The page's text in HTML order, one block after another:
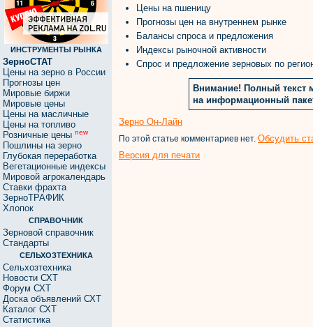
ИНСТРУМЕНТЫ РЫНКА
ЗерноСТАТ
Цены на зерно в России
Прогнозы цен
Мировые биржи
Мировые цены
Цены на масличные
Цены на топливо
Розничные цены new
Пошлины на зерно
Глубокая переработка
Вегетационные индексы
Мировой агрокалендарь
Ставки фрахта
ЗерноТРАФИК
Хлопок
СПРАВОЧНИК
Зерновой справочник
Стандарты
СЕЛЬХОЗТЕХНИКА
Сельхозтехника
Новости СХТ
Форум СХТ
Доска объявлений СХТ
Каталог СХТ
Статистика
Цены на пшеницу
Прогнозы цен на внутреннем рынке
Балансы спроса и предложения
Индексы рыночной активности
Спрос и предложение зерновых по
Внимание! Полный текст
на информационный
Зерно Он-Лайн
По этой статье комментариев нет. Обсудить
Версия для печати